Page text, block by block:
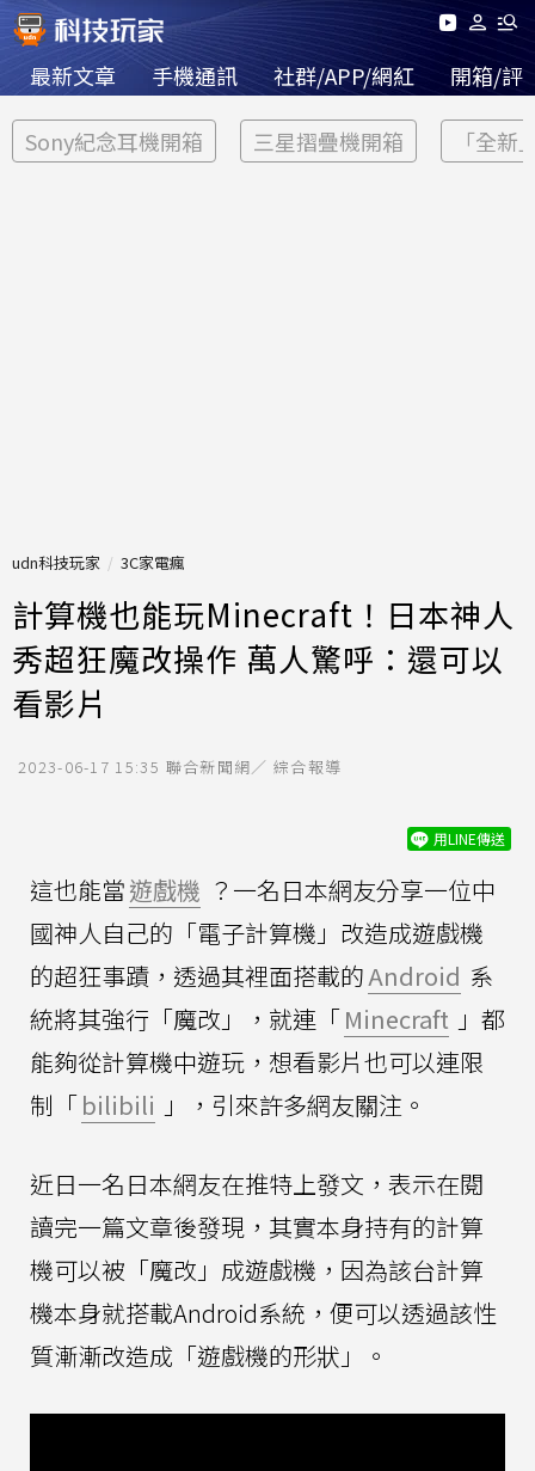
最新文章 手機通訊 社群/APP/網紅 開箱/評
Sony紀念耳機開箱 三星摺疊機開箱 「全新
udn科技玩家 3C家電瘋
計算機也能玩Minecraft！日本神人
秀超狂魔改操作 萬人驚呼：還可以
看影片
2023-06-17 15:35 聯合新聞網／ 綜合報導
用LINE傳送
這也能當遊戲機 ？一名日本網友分享一位中
國神人自己的「電子計算機」改造成遊戲機
的超狂事蹟，透過其裡面搭載的Android 系
統將其強行「魔改」，就連「Minecraft 」都
能夠從計算機中遊玩，想看影片也可以連限
制「bilibili 」，引來許多網友關注。
近日一名日本網友在推特上發文，表示在閱
讀完一篇文章後發現，其實本身持有的計算
機可以被「魔改」成遊戲機，因為該台計算
機本身就搭載Android系統，便可以透過該性
質漸漸改造成「遊戲機的形狀」。